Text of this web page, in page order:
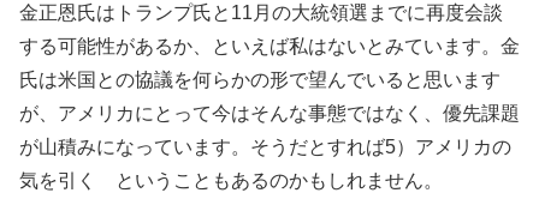
金正恩氏はトランプ氏と11月の大統領選までに再度会談
する可能性があるか、といえば私はないとみています。金
氏は米国との協議を何らかの形で望んでいると思います
が、アメリカにとって今はそんな事態ではなく、優先課題
が山積みになっています。そうだとすれば5）アメリカの
気を引く ということもあるのかもしれません。